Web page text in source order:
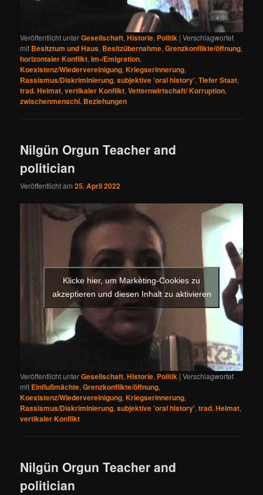
Veröffentlicht unterGesellschaft,Historie, Politik |Verschlagwortet
mit Besitztum und Haus, Besitzübernahme,Grenzkonflikte/öffnung,
horizontaler Konflikt,Im-/Emigration,
Koexistenz/Wiedervereinigung,Kriegserinnerung,
Rassismus/Diskriminierung,subjektive 'oral history',Tiefer Staat,
trad. Heimat,vertikaler Konflikt,Vetternwirtschaft/ Korruption,
zwischenmenschl. Beziehungen
Nilgün Orgun Teacher and
politician
Veröffentlicht am25. April 2022
Klicke hier, um Marketing-Cookies zu
akzeptieren und diesen Inhalt zu aktivieren
Veröffentlicht unterGesellschaft,Historie, Politik |Verschlagwortet
mit Einflußmächte,Grenzkonflikte/öffnung,
Koexistenz/Wiedervereinigung,Kriegserinnerung,
Rassismus/Diskriminierung,subjektive 'oral history',trad. Heimat,
vertikaler Konflikt
Nilgün Orgun Teacher and
politician